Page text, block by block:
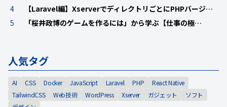
4
【Laravel編】XserverでディレクトリごとにPHPバージ…
5
「桜井政博のゲームを作るには」から学ぶ【仕事の極…
人気タグ
AI CSS Docker JavaScript Laravel PHP
React Native
TailwindCSS
Web技術 WordPress Xserver ガジェット
ソフト